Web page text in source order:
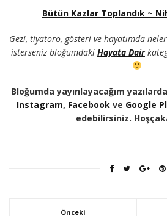
Bütün Kazlar Toplandık ~
Gezi, tiyatoro, gösteri ve hayatımda
isterseniz bloğumdaki Hayata Dair
Bloğumda yayınlayacağım
Instagram, Facebook ve Google
edebilirsiniz.
Önceki